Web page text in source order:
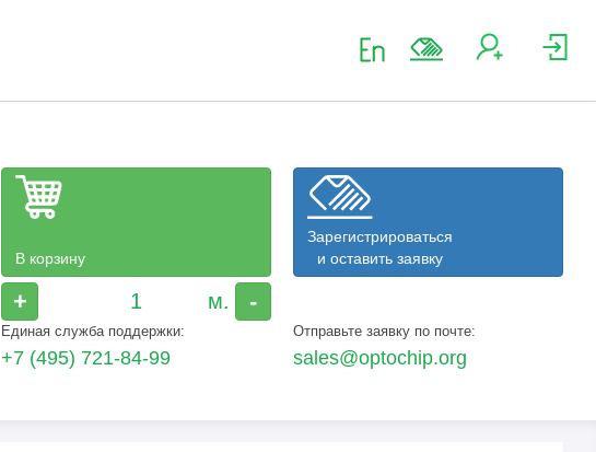
В корзину
+ -
Зарегистрироваться
и оставить заявку
Единая служба поддержки:
+7 (495) 721-84-99
Отправьте заявку по почте:
sales@optochip.org